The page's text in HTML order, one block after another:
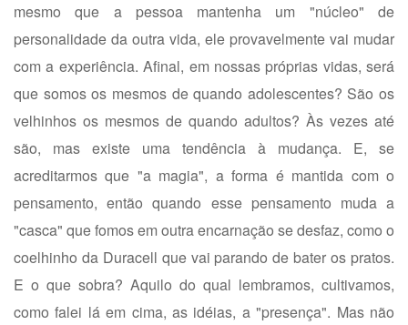
mesmo que a pessoa mantenha um "núcleo" de
personalidade da outra vida, ele provavelmente vai mudar
com a experiência. Afinal, em nossas próprias vidas, será
que somos os mesmos de quando adolescentes? São os
velhinhos os mesmos de quando adultos? Às vezes até
são, mas existe uma tendência à mudança. E, se
acreditarmos que "a magia", a forma é mantida com o
pensamento, então quando esse pensamento muda a
"casca" que fomos em outra encarnação se desfaz, como o
coelhinho da Duracell que vai parando de bater os pratos.
E o que sobra? Aquilo do qual lembramos, cultivamos,
como falei lá em cima, as idéias, a "presença". Mas não